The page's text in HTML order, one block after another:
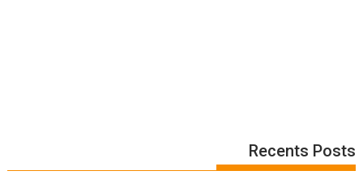
Recents Posts